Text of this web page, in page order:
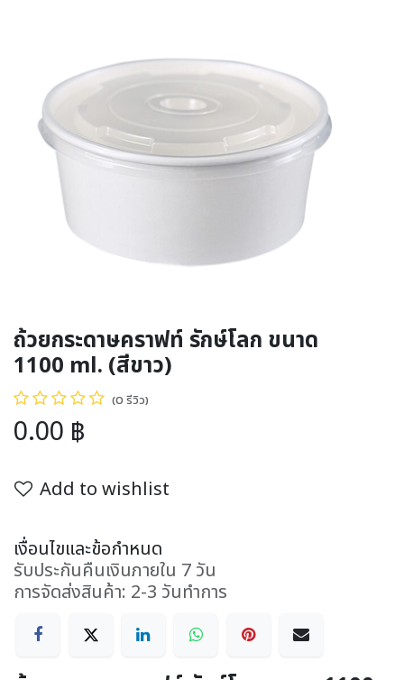
ถ้วยกระดาษคราฟท์ รักษ์โลก ขนาด
1100 ml. (สีขาว)
(0 รีวิว)
0.00 ฿
Add to wishlist
เงื่อนไขและข้อกำหนด
รับประกันคืนเงินภายใน 7 วัน
การจัดส่งสินค้า: 2-3 วันทำการ